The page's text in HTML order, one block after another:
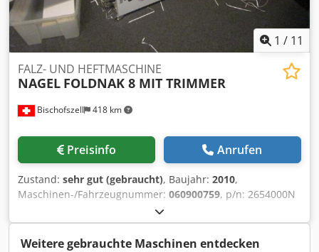
1 / 11
Bischofszell 418 km
FALZ- UND HEFTMASCHINE
NAGEL FOLDNAK 8 MIT TRIMMER
Preisinfo Anrufen
Zustand: sehr gut (gebraucht), Baujahr: 2010,
Maschinen-/Fahrzeugnummer: 060900759, p/n: 2654000N
Dkjdpfxoxcaphe Ab Dor Format: bis SRA
Weitere gebrauchte Maschinen entdecken